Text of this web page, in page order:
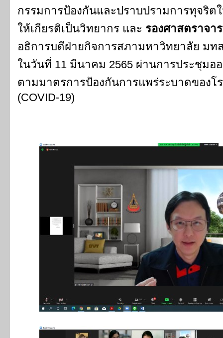
กรรมการป้องกันและปราบปรามการทุจริต
ให้เกียรติเป็นวิทยากร และ รองศาสตราจา
อธิการบดีฝ่ายกิจการสภามหาวิทยาลัย มท
ในวันที่ 11 มีนาคม 2565 ผ่านการประชุมออ
ตามมาตรการป้องกันการแพร่ระบาดของโ
(COVID-19)